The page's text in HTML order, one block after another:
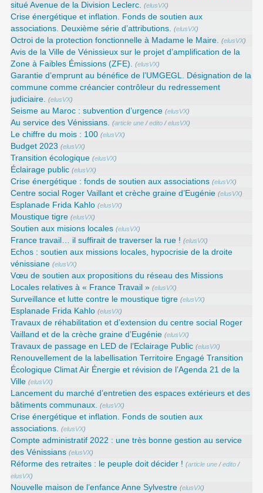
situé Avenue de la Division Leclerc. (elusVX)
Crise énergétique et inflation. Fonds de soutien aux
associations. Deuxième série d’attributions. (elusVX)
Octroi de la protection fonctionnelle à Madame le Maire. (elusVX)
Avis de la Ville de Vénissieux sur le projet d’amplification de la
Zone à Faibles Émissions (ZFE). (elusVX)
Garantie d’emprunt au bénéfice de l’UMGEGL. Désignation de la
commune comme créancier contrôleur du redressement
judiciaire. (elusVX)
Seisme au Maroc : subvention d’urgence (elusVX)
Au service des Vénissians. (article une/edito/elusVX)
Le chiffre du mois : 100 (elusVX)
Budget 2023 (elusVX)
Transition écologique (elusVX)
Éclairage public (elusVX)
Crise énergétique : fonds de soutien aux associations (elusVX)
Centre social Roger Vaillant et crèche graine d’Eugénie (elusVX)
Esplanade Frida Kahlo (elusVX)
Moustique tigre (elusVX)
Soutien aux misions locales (elusVX)
France travail… il suffirait de traverser la rue ! (elusVX)
Echos : soutien aux missions locales, hypocrisie de la droite
vénissiane (elusVX)
Vœu de soutien aux propositions du réseau des Missions
Locales relatives à « France Travail » (elusVX)
Surveillance et lutte contre le moustique tigre (elusVX)
Esplanade Frida Kahlo (elusVX)
Travaux de réhabilitation et d’extension du centre social Roger
Vailland et de la crèche graine d’Eugénie (elusVX)
Travaux de passage en LED de l’Eclairage Public (elusVX)
Renouvellement de la labellisation Territoire Engagé Transition
Écologique Climat Air Énergie et révision de l’Agenda 21 de la
Ville (elusVX)
Lancement du marché d’entretien des espaces extérieurs et des
bâtiments communaux. (elusVX)
Crise énergétique et inflation. Fonds de soutien aux
associations. (elusVX)
Compte administratif 2022 : une très bonne gestion au service
des Vénissians (elusVX)
Réforme des retraites : le peuple doit décider ! (article une/edito/
elusVX)
Nouvelle maison de l’enfance Anne Sylvestre (elusVX)